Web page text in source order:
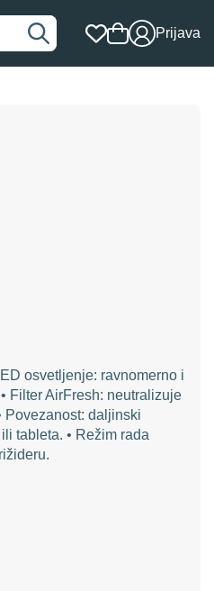
Prijava
osvetljenje: ravnomerno i
Filter AirFresh: neutralizuje
Povezanost: daljinski
tableta. • Režim rada